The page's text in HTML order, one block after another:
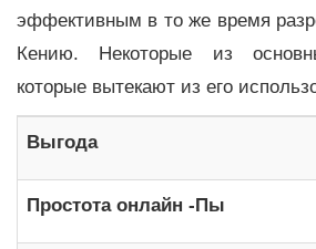
эффективным в то же время
Кению. Некоторые из
которые вытекают из его
Выгода
Простота онлайн -Пы